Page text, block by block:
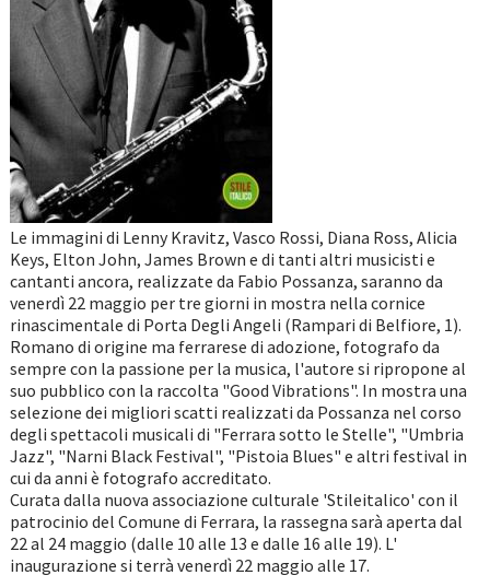
Le immagini di Lenny Kravitz, Vasco Rossi, Diana Ross, Alicia
Keys, Elton John, James Brown e di tanti altri musicisti e
cantanti ancora, realizzate da Fabio Possanza, saranno da
venerdì 22 maggio per tre giorni in mostra nella cornice
rinascimentale di Porta Degli Angeli (Rampari di Belfiore, 1).
Romano di origine ma ferrarese di adozione, fotografo da
sempre con la passione per la musica, l'autore si ripropone al
suo pubblico con la raccolta "Good Vibrations". In mostra una
selezione dei migliori scatti realizzati da Possanza nel corso
degli spettacoli musicali di "Ferrara sotto le Stelle", "Umbria
Jazz", "Narni Black Festival", "Pistoia Blues" e altri festival in
cui da anni è fotografo accreditato.
Curata dalla nuova associazione culturale 'Stileitalico' con il
patrocinio del Comune di Ferrara, la rassegna sarà aperta dal
22 al 24 maggio (dalle 10 alle 13 e dalle 16 alle 19). L'
inaugurazione si terrà venerdì 22 maggio alle 17.